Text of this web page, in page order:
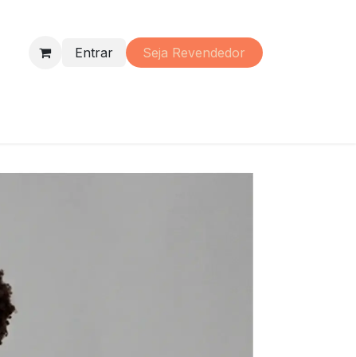
Entrar Seja Re​vendedor